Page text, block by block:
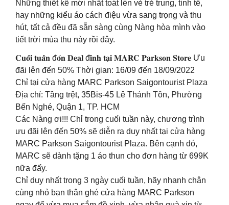
Những thiết kế mới nhất toát lên vẻ trẻ trung, tinh tế,
hay những kiểu áo cách điệu vừa sang trọng và thu
hút, tất cả đều đã sẵn sàng cùng Nàng hòa mình vào
tiết trời mùa thu này rồi đây.
𝐂𝐮𝐨̂́𝐢 𝐭𝐮𝐚̂̀𝐧 đ𝐨́𝐧 𝐃𝐞𝐚𝐥 đ𝐢̉𝐧𝐡 𝐭𝐚̣𝐢 𝐌𝐀𝐑𝐂 𝐏𝐚𝐫𝐤𝐬𝐨𝐧 𝐒𝐭𝐨𝐫𝐞 Ưu
đãi lên đến 50% Thời gian: 16/09 đến 18/09/2022
Chỉ tại cửa hàng MARC Parkson Saigontourist Plaza
Địa chỉ: Tầng trệt, 35Bis-45 Lê Thánh Tôn, Phường
Bến Nghé, Quận 1, TP. HCM
Các Nàng ơi!!! Chỉ trong cuối tuần này, chương trình
ưu đãi lên đến 50% sẽ diễn ra duy nhất tại cửa hàng
MARC Parkson Saigontourist Plaza. Bên cạnh đó,
MARC sẽ dành tặng 1 áo thun cho đơn hàng từ 699K
nữa đấy.
Chỉ duy nhất trong 3 ngày cuối tuần, hãy nhanh chân
cùng nhỏ bạn thân ghé cửa hàng MARC Parkson